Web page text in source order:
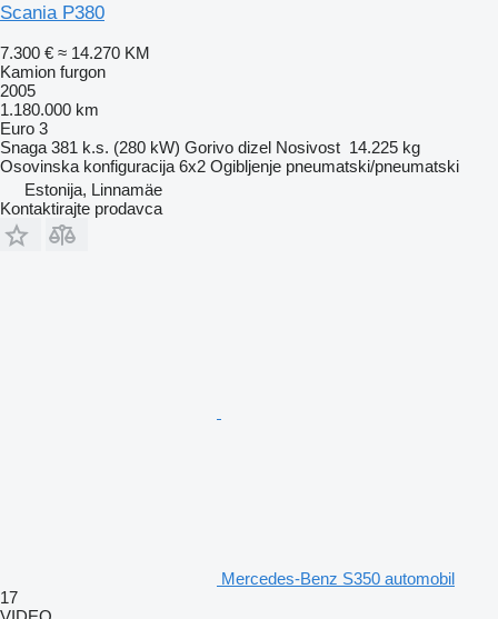
Scania P380
7.300 € ≈ 14.270 KM
Kamion furgon
2005
1.180.000 km
Euro 3
Snaga 381 k.s. (280 kW) Gorivo dizel Nosivost 14.225 kg
Osovinska konfiguracija 6x2 Ogibljenje pneumatski/pneumatski
Estonija, Linnamäe
Kontaktirajte prodavca
Mercedes-Benz S350 automobil
17